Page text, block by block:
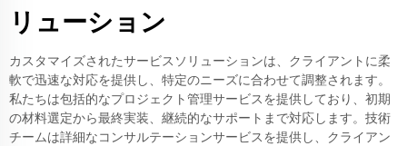
リューション
カスタマイズされたサービスソリューションは、クライアントに柔
軟で迅速な対応を提供し、特定のニーズに合わせて調整されます。
私たちは包括的なプロジェクト管理サービスを提供しており、初期
の材料選定から最終実装、継続的なサポートまで対応します。技術
チームは詳細なコンサルテーションサービスを提供し、クライアン